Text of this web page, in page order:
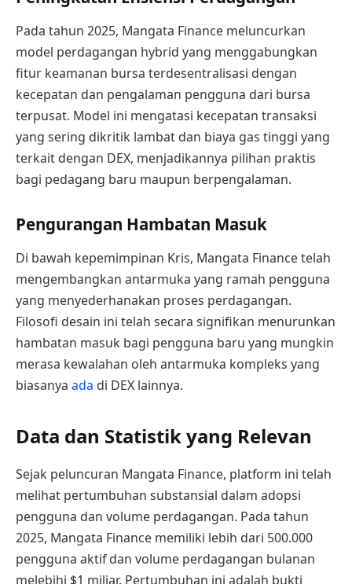
Pada tahun 2025, Mangata Finance meluncurkan
model perdagangan hybrid yang menggabungkan
fitur keamanan bursa terdesentralisasi dengan
kecepatan dan pengalaman pengguna dari bursa
terpusat. Model ini mengatasi kecepatan transaksi
yang sering dikritik lambat dan biaya gas tinggi yang
terkait dengan DEX, menjadikannya pilihan praktis
bagi pedagang baru maupun berpengalaman.
Pengurangan Hambatan Masuk
Di bawah kepemimpinan Kris, Mangata Finance telah
mengembangkan antarmuka yang ramah pengguna
yang menyederhanakan proses perdagangan.
Filosofi desain ini telah secara signifikan menurunkan
hambatan masuk bagi pengguna baru yang mungkin
merasa kewalahan oleh antarmuka kompleks yang
biasanya ada di DEX lainnya.
Data dan Statistik yang Relevan
Sejak peluncuran Mangata Finance, platform ini telah
melihat pertumbuhan substansial dalam adopsi
pengguna dan volume perdagangan. Pada tahun
2025, Mangata Finance memiliki lebih dari 500.000
pengguna aktif dan volume perdagangan bulanan
melebihi $1 miliar. Pertumbuhan ini adalah bukti